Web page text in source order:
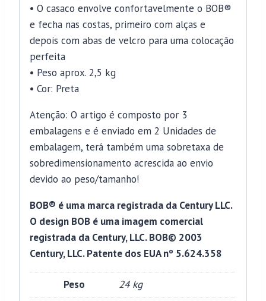
• O casaco envolve confortavelmente o BOB®
e fecha nas costas, primeiro com alças e
depois com abas de velcro para uma colocação
perfeita
• Peso aprox. 2,5 kg
• Cor: Preta
Atenção: O artigo é composto por 3
embalagens e é enviado em 2 Unidades de
embalagem, terá também uma sobretaxa de
sobredimensionamento acrescida ao envio
devido ao peso/tamanho!
BOB® é uma marca registrada da Century LLC.
O design BOB é uma imagem comercial
registrada da Century, LLC. BOB© 2003
Century, LLC. Patente dos EUA nº 5.624.358
Peso 24 kg